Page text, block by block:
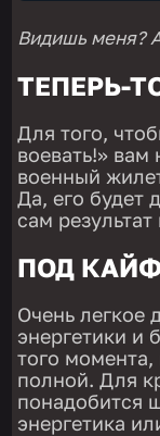
Видишь меня?
ТЕПЕРЬ-
Для того,
воевать!» вам
военный
Да, его будет
сам
ПОД
Очень легкое
энергетики и
того
полной. Для
понадобится
энергетика